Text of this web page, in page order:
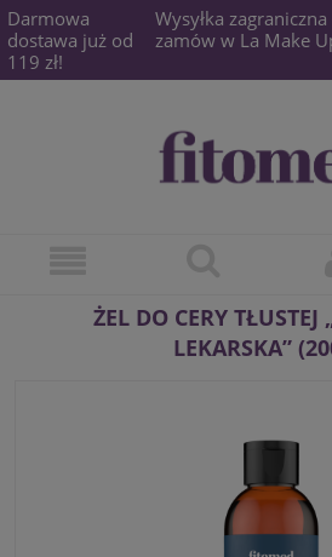
Darmowa
dostawa już od
119 zł!
Wysyłka zagraniczna
zamów w La Make
ŻEL DO CERY
LEKARSKA”